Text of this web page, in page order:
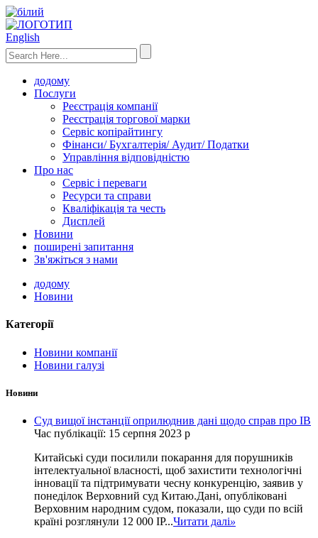
English
додому
Послуги
Реєстрація компанії
Реєстрація торгової марки
Сервіс копірайтингу
Фінанси/ Бухгалтерія/ Аудит/ Податки
Управління відповідністю
Про нас
Сервіс і переваги
Ресурси та справи
Кваліфікація та честь
Дисплей
Новини
поширені запитання
Зв'яжіться з нами
додому
Новини
Категорії
Новини компанії
Новини галузі
Новини
Суд вищої інстанції оприлюднив дані щодо справ про ІВ
Час публікації: 15 серпня 2023 р
Китайські суди посилили покарання для порушників
інтелектуальної власності, щоб захистити технологічні
інновації та підтримувати чесну конкуренцію, заявив у
понеділок Верховний суд Китаю.Дані, опубліковані
Верховним народним судом, показали, що суди по всій
країні розглянули 12 000 IP...Читати далі»